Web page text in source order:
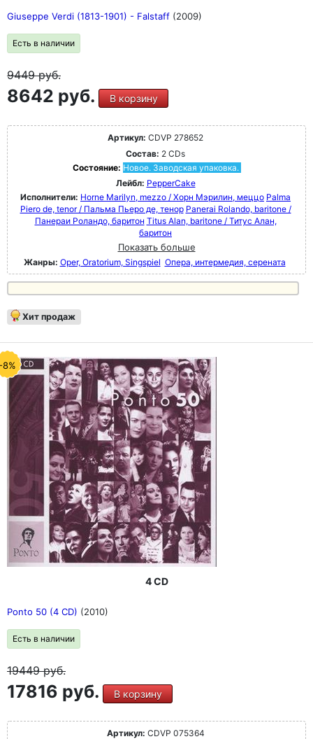
Giuseppe Verdi (1813-1901) - Falstaff (2009)
Есть в наличии
9449руб.
8642 руб. В корзину
Артикул: CDVP 278652
Состав: 2 CDs
Состояние: Новое. Заводская упаковка.
Лейбл: PepperCake
Исполнители: Horne Marilyn, mezzo / Хорн Мэрилин, меццо Palma
Piero de, tenor / Пальма Пьеро де, тенор Panerai Rolando, baritone /
Панераи Роландо, баритон Titus Alan, baritone / Титус Алан,
баритон
Показать больше
Жанры: Oper, Oratorium, Singspiel Опера, интермедия, серената
Хит продаж
8%
4 CD
Ponto 50 (4 CD) (2010)
Есть в наличии
19449руб.
17816 руб. В корзину
Артикул: CDVP 075364